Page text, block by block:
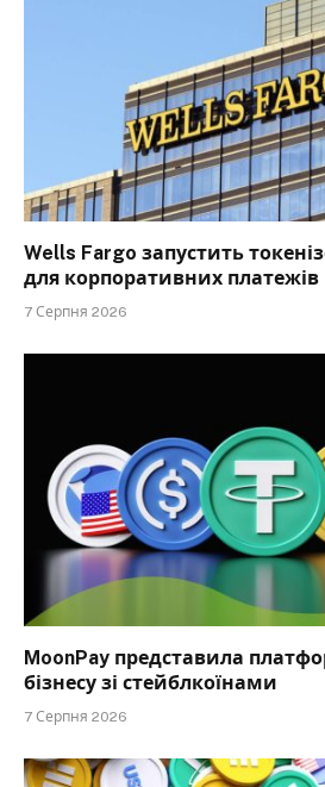
Wells Fargo запустить
для корпоративних платежів
7 Серпня 2026
MoonPay представила
бізнесу зі стейблкоїнами
7 Серпня 2026